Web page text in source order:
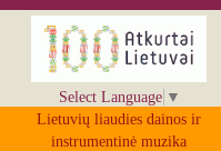
Select Language ▼
Lietuvių liaudies dainos ir
instrumentinė muzika